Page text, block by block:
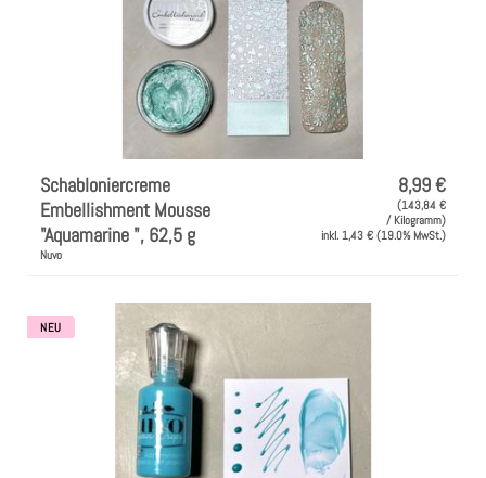
Schabloniercreme
Embellishment Mousse
"Aquamarine ", 62,5 g
Nuvo
8,99 €
(143,84 €
/ Kilogramm)
inkl. 1,43 € (19.0% MwSt.)
NEU